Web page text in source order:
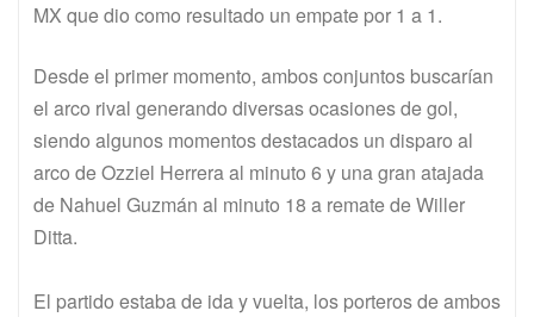
MX que dio como resultado un empate por 1 a 1.
Desde el primer momento, ambos conjuntos buscarían
el arco rival generando diversas ocasiones de gol,
siendo algunos momentos destacados un disparo al
arco de Ozziel Herrera al minuto 6 y una gran atajada
de Nahuel Guzmán al minuto 18 a remate de Willer
Ditta.
El partido estaba de ida y vuelta, los porteros de ambos